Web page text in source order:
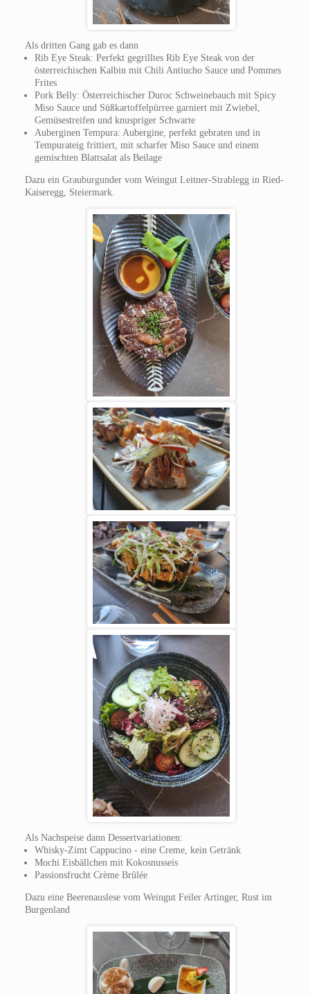
Als dritten Gang gab es dann
Rib Eye Steak: Perfekt gegrilltes Rib Eye Steak von der
österreichischen Kalbin mit Chili Antiucho Sauce und Pommes
Frites
Pork Belly: Österreichischer Duroc Schweinebauch mit Spicy
Miso Sauce und Süßkartoffelpürree garniert mit Zwiebel,
Gemüsestreifen und knuspriger Schwarte
Auberginen Tempura: Aubergine, perfekt gebraten und in
Tempurateig frittiert, mit scharfer Miso Sauce und einem
gemischten Blattsalat als Beilage
Dazu ein Grauburgunder vom Weingut Leitner-Strablegg in Ried-
Kaiseregg, Steiermark.
Als Nachspeise dann Dessertvariationen:
Whisky-Zimt Cappucino - eine Creme, kein Getränk
Mochi Eisbällchen mit Kokosnusseis
Passionsfrucht Crème Brûlée
Dazu eine Beerenauslese vom Weingut Feiler Artinger, Rust im
Burgenland